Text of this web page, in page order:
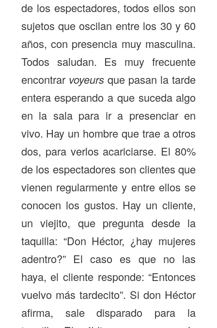
de los espectadores, todos ellos son
sujetos que oscilan entre los 30 y 60
años, con presencia muy masculina.
Todos saludan. Es muy frecuente
encontrar voyeursque pasan la tarde
entera esperando a que suceda algo
en la sala para ir a presenciar en
vivo. Hay un hombre que trae a otros
dos, para verlos acariciarse. El 80%
de los espectadores son clientes que
vienen regularmente y entre ellos se
conocen los gustos. Hay un cliente,
un viejito, que pregunta desde la
taquilla: “Don Héctor, ¿hay mujeres
adentro?” El caso es que no las
haya, el cliente responde: “Entonces
vuelvo más tardecito”. Si don Héctor
afirma, sale disparado para la